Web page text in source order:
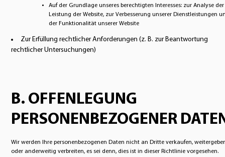
Auf der Grundlage unseres berechtigten Interesses: zur Analyse der
Leistung der Website, zur Verbesserung unserer Dienstleistungen
der Funktionalität unserer Website
Zur Erfüllung rechtlicher Anforderungen (z. B. zur Beantwortung
rechtlicher Untersuchungen)
B. OFFENLEGUNG
PERSONENBEZOGENER
Wir werden Ihre personenbezogenen Daten nicht an Dritte verkaufen,
oder anderweitig verbreiten, es sei denn, dies ist in dieser Richtlinie vorgesehen.